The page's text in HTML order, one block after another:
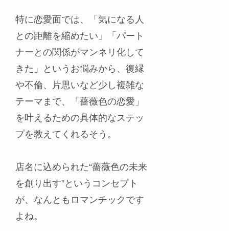
特に恋愛面では、「気になる人
との距離を縮めたい」「パート
ナーとの関係がマンネリ化して
きた」というお悩みから、復縁
や不倫、片思いなど少し複雑な
テーマまで、「薔薇色の恋愛」
を叶えるための具体的なステッ
プを教えてくれるそう。
店名に込められた“薔薇色の未来
を創り出す”というコンセプト
が、なんともロマンチックです
よね。